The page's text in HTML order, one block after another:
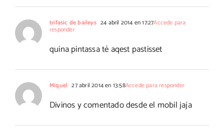
trifasic de baileys 24 abril 2014 en 17:27Accede para
responder
quina pintassa té aqest pastisset
Miquel 27 abril 2014 en 13:58Accede para responder
Divinos y comentado desde el mobil jaja